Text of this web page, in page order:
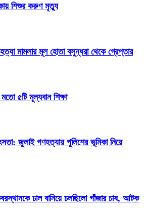
শিশুর করুণ মৃত্যু
মামলার মূল হোতা বসুন্ধরা থেকে গ্রেপ্তার
৫টি মূল্যবান শিক্ষা
জুলাই গণহত্যায় পুলিশের ভূমিকা নিয়ে
ঢাল বানিয়ে চলছিলো গাঁজার চাষ, আটক